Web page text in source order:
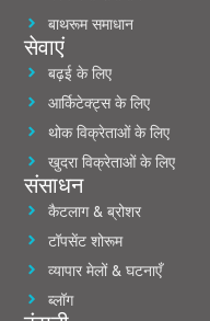
बाथरूम समाधान
सेवाएं
बढ़ई के लिए
आर्किटेक्ट्स के लिए
थोक विक्रेताओं के लिए
खुदरा विक्रेताओं के लिए
संसाधन
कैटलाग & ब्रोशर
टॉपसेंट शोरूम
व्यापार मेलों & घटनाएँ
ब्लॉग